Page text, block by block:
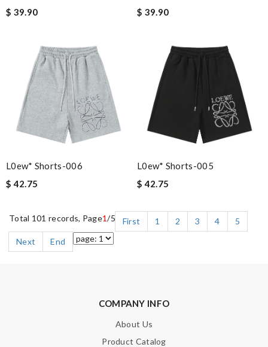
$ 39.90
$ 39.90
L0ew* Shorts-006
$ 42.75
L0ew* Shorts-005
$ 42.75
Total 101 records, Page1/5 First 1 2 3 4
5
Next
End
COMPANY INFO
About Us
Product Catalog